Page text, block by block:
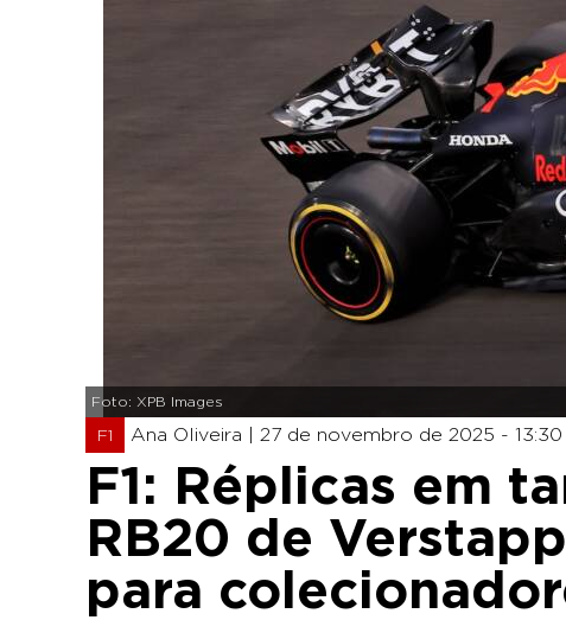
Foto: XPB Images
F1 Ana Oliveira | 27 de novembro de 2025 - 13:30
F1: Réplicas em
RB20 de
para